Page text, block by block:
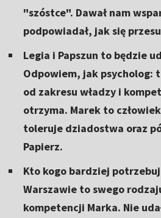
"szóstce". Dawał nam
podpowiadał, jak się
Legia i Papszun to będzie
Odpowiem, jak psycholog:
od zakresu władzy i
otrzyma. Marek to
toleruje dziadostwa oraz
Papierz.
Kto kogo bardziej
Warszawie to swego
kompetencji Marka. Nie